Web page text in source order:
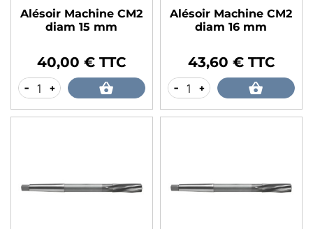
Alésoir Machine CM2
diam 15 mm
Prix40,00 € TTC
- +
Alésoir Machine CM2
diam 16 mm
Prix43,60 € TTC
- +